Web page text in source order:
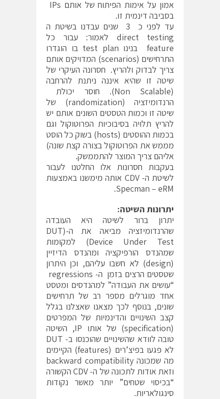
בסביבה דינמית זו.
עד לפני כ 3 שנים עבדנו בשיטת ה
direct testing לאמור: עבור כל
feature בנינו test plan בו הוגדרו
התרחישים (scenarios) המדויקים אותם
צריך לבדוק ולהריץ. חסרונה העיקרי של
שיטה זו שהיא איננה ניתנת להרחבה
(Non Scalable). חוסר יכולת
הרנדומיזציה (randomization) של
שיטה זו וכמות הטסטים השונים אותם יש
להריץ תלויה בסיבוכיות הפרוטוקול וגם
בכמות ההוסטים (hosts) בשוק כל הוסט
מממש את הפרוטוקול בצורה קצת שונה)
אליהם צריך המוצר להתממשק.
בעקבות חסרונות אלו החלטנו לעבור
לשיטת ה- CDV אותה מימשנו באמצעות
Specman – eRM.
יתרונות השיטה:
יתרון ברור לשיטה היא העובדה
שהרנדומיזציה מביאה את ה-(DUT
(Device Under Test למקומות
שמהנדס הורפיקציה ומהנדס הדיזיין
(design) לא חשבו עליהם, וכן היתרון
“עושים את העבודה” למהנדסים ומטסט
אחד מוגרלים מספר רב של תרחישים
שונים, בנוסף לכך מצאנו שאצלנו בגלל
קצב השינויים והדינמיות של המפרטים
(specification) של אותו IP, השיטה
טובה לוודא שהשינויים שהוכנסו ב- DUT
לא פגעו בפיצ’רים (features) הקיימים
מה שמכונה backward compatibility
וזאת אודות לתכונה של ה- CDV הקשורה
“בכיסוי שטחים” יותר מאשר נקודות
סינגולאריות.